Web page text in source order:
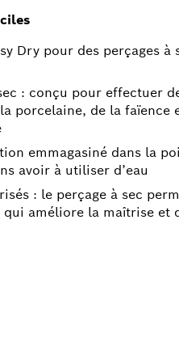
Dry pour des perçages à
: conçu pour effectuer
porcelaine, de la faïence
emmagasiné dans la
avoir à utiliser d’eau
: le perçage à sec
qui améliore la maîtrise et